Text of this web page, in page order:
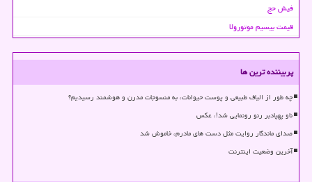
فیش حج
قیمت بیسیم موتورولا
پربیننده ترین ها
چه طور از الیاف طبیعی و پوست حیوانات، به منسوجات مدرن و هوشمند رسیدیم؟
ناو پهپادبر رنو رونمایی شد!، عکس
صدای ماندگار روایت مثل دست های مادرم، خاموش شد
آخرین وضعیت اینترنت